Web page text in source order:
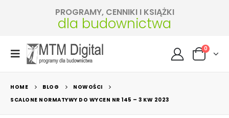
PROGRAMY, CENNIKI I KSIĄŻKI
dla budownictwa
0
HOME BLOG
NOWOŚCI
SCALONE NORMATYWY DO WYCEN NR 145 – 3 KW 2023